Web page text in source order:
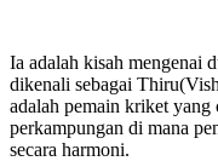
Ia adalah kisah mengenai
dikenali sebagai
adalah pemain kriket yang
perkampungan di mana
secara harmoni.